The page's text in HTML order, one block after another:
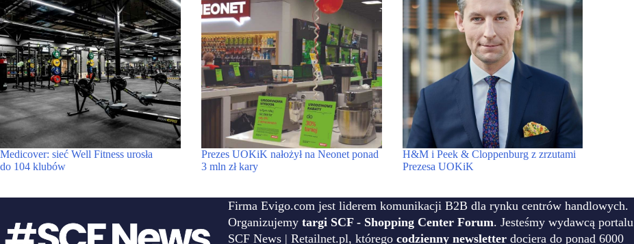
Medicover: sieć Well Fitness urosła
do 104 klubów
Prezes UOKiK nałożył na Neonet ponad
3 mln zł kary
H&M i Peek & Cloppenburg z zrzutami
Prezesa UOKiK
Firma Evigo.com jest liderem komunikacji B2B dla rynku centrów handlowych.
Organizujemy targi SCF - Shopping Center Forum. Jesteśmy wydawcą portalu
SCF News | Retailnet.pl, którego codzienny newsletter dociera do ponad 6000